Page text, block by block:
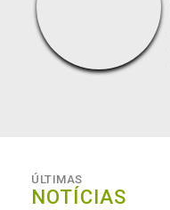
ÚLTIMAS
NOTÍCIAS